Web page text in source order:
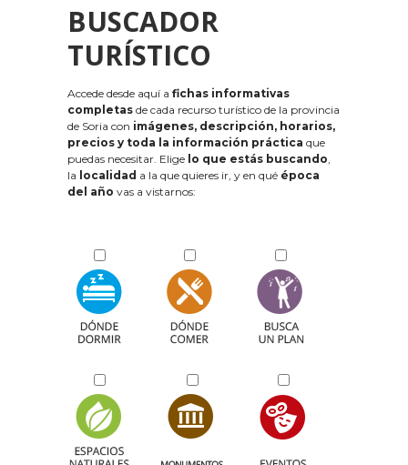
BUSCADOR
TURÍSTICO
Accede desde aquí a fichas informativas
completas de cada recurso turístico de la provincia
de Soria con imágenes, descripción, horarios,
precios y toda la información práctica que
puedas necesitar. Elige lo que estás buscando,
la localidad a la que quieres ir, y en qué época
del año vas a vistarnos: